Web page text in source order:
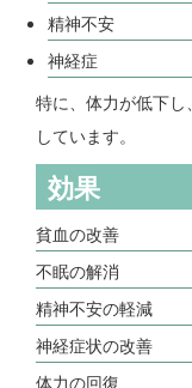
精神不安
神経症
特に、体力が低下
しています。
効果
貧血の改善
不眠の解消
精神不安の軽減
神経症状の改善
体力の回復